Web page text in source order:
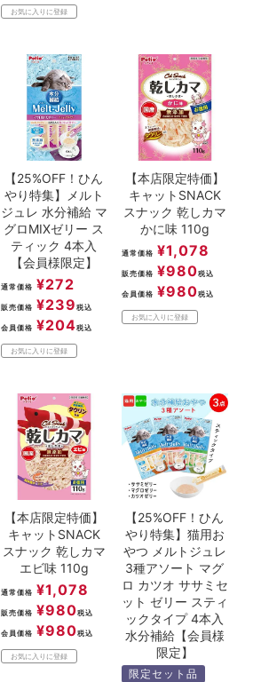
お気に入りに登録
【25%OFF！ひん
やり特集】メルト
ジュレ 水分補給 マ
グロMIXゼリー ス
ティック 4本入
【会員様限定】
通常価格 ¥272
販売価格 ¥239 税込
会員価格 ¥204税込
お気に入りに登録
【本店限定特価】
キャットSNACK
スナック 乾しカマ
かに味 110g
通常価格 ¥1,078
販売価格 ¥980税込
会員価格 ¥980税込
お気に入りに登録
【本店限定特価】
キャットSNACK
スナック 乾しカマ
エビ味 110g
通常価格 ¥1,078
販売価格 ¥980税込
会員価格 ¥980税込
お気に入りに登録
【25%OFF！ひん
やり特集】猫用お
やつ メルトジュレ
3種アソート マグ
ロ カツオ ササミセ
ット ゼリー スティ
ックタイプ 4本入
水分補給【会員様
限定】
限定セット品